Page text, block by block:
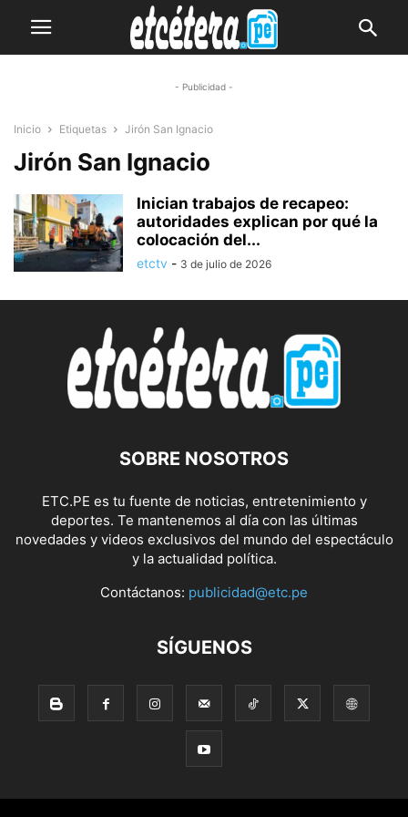
- Publicidad -
Inicio Etiquetas Jirón San Ignacio
Jirón San Ignacio
Inician trabajos de recapeo:
autoridades explican por qué la
colocación del...
etctv - 3 de julio de 2026
SOBRE NOSOTROS
ETC.PE es tu fuente de noticias, entretenimiento y
deportes. Te mantenemos al día con las últimas
novedades y videos exclusivos del mundo del espectáculo
y la actualidad política.
Contáctanos: publicidad@etc.pe
SÍGUENOS